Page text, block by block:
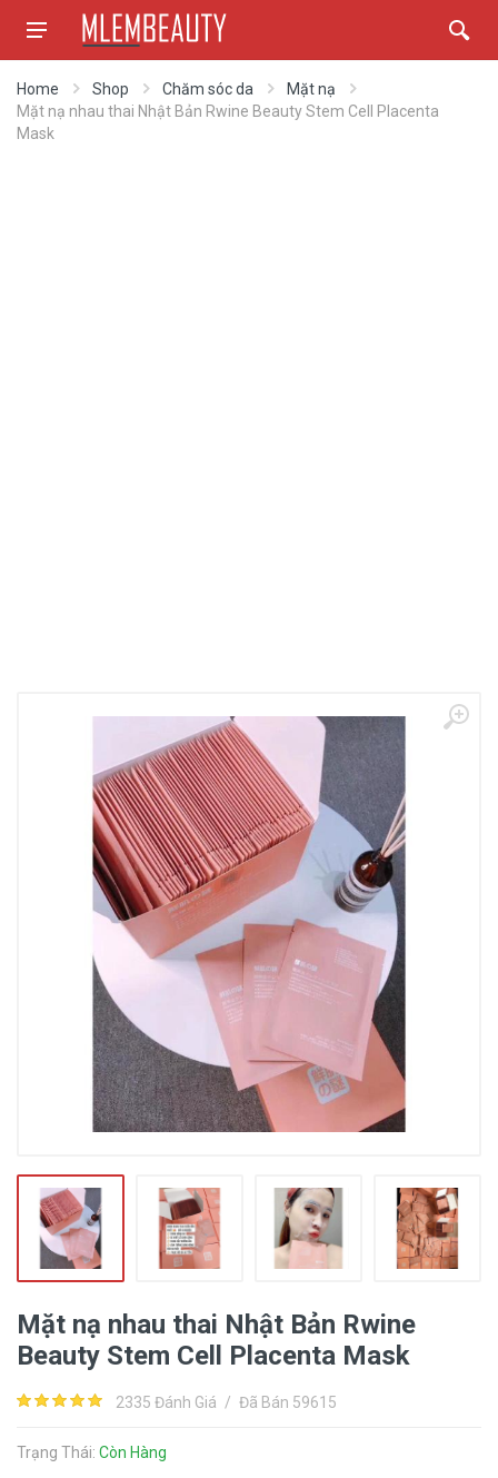
Home Shop Chăm sóc da
Mặt nạ
Mặt nạ nhau thai Nhật Bản Rwine Beauty Stem Cell Placenta
Mask
Mặt nạ nhau thai Nhật Bản Rwine
Beauty Stem Cell Placenta Mask
2335 Đánh Giá / Đã Bán 59615
Trạng Thái: Còn Hàng